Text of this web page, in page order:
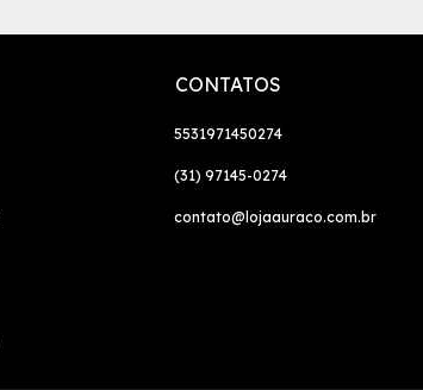
CONTATOS
5531971450274
(31) 97145-0274
contato@lojaauraco.com.br